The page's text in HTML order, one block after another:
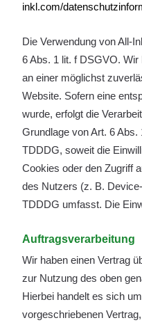
inkl.com/
Die Verwendung von All-
6 Abs. 1 lit. f DSGVO.
an einer möglichst
Website. Sofern eine
wurde, erfolgt die
Grundlage von Art. 6
TDDDG, soweit die
Cookies oder den Zugriff
des Nutzers (z. B.
TDDDG umfasst. Die
Auftragsverarbeitung
Wir haben einen Vertrag
zur Nutzung des oben
Hierbei handelt es sich
vorgeschriebenen